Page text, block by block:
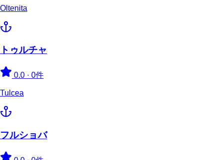
Oltenita
トゥルチャ
0.0 · 0件
Tulcea
フルショバ